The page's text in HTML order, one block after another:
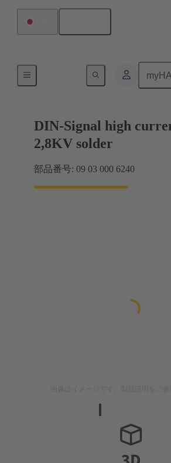
DIN-Signal high
2,8KV solder
部品番号: 09 03 000 6240